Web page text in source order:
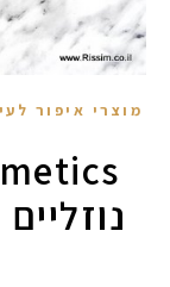
מוצרי איפור